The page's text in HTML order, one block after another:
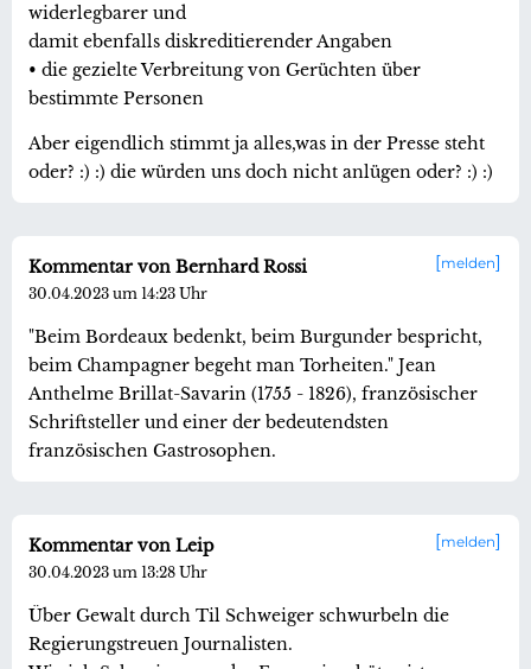
widerlegbarer und
damit ebenfalls diskreditierender Angaben
• die gezielte Verbreitung von Gerüchten über
bestimmte Personen
Aber eigendlich stimmt ja alles,was in der Presse steht
oder? :) :) die würden uns doch nicht anlügen oder? :) :)
melden
Kommentar von Bernhard Rossi
30.04.2023 um 14:23 Uhr
"Beim Bordeaux bedenkt, beim Burgunder bespricht,
beim Champagner begeht man Torheiten." Jean
Anthelme Brillat-Savarin (1755 - 1826), französischer
Schriftsteller und einer der bedeutendsten
französischen Gastrosophen.
melden
Kommentar von Leip
30.04.2023 um 13:28 Uhr
Über Gewalt durch Til Schweiger schwurbeln die
Regierungstreuen Journalisten.